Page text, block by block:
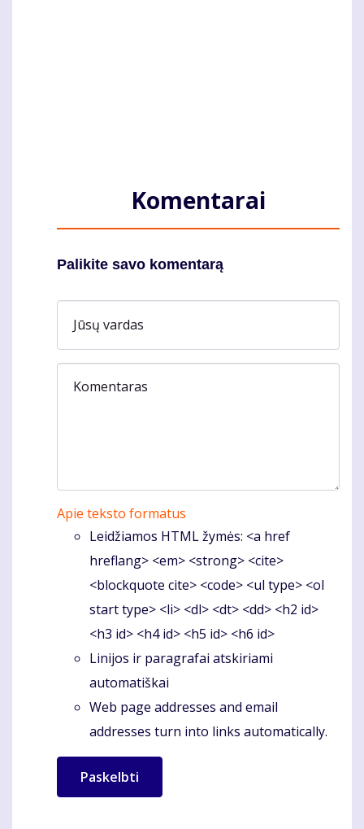
Komentarai
Palikite savo komentarą
Jūsų vardas
Komentaras
Apie teksto formatus
Leidžiamos HTML žymės: <a href
hreflang> <em> <strong> <cite>
<blockquote cite> <code> <ul type> <ol
start type> <li> <dl> <dt> <dd> <h2 id>
<h3 id> <h4 id> <h5 id> <h6 id>
Linijos ir paragrafai atskiriami
automatiškai
Web page addresses and email
addresses turn into links automatically.